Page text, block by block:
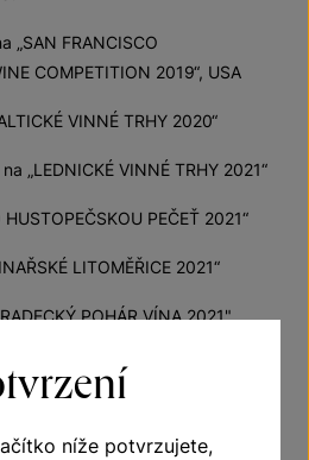
„SAN FRANCISCO
COMPETITION 2019“, USA
VINNÉ TRHY 2020“
„LEDNICKÉ VINNÉ TRHY 2021“
PEČEŤ 2021“
LITOMĚŘICE 2021“
POHÁR VÍNA 2021",
2021“, Slovensko
„PARDUBICKÝ FESTIVAL VÍNA
níže potvrzujete,